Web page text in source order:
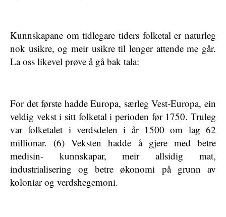
Kunnskapane om tidlegare tiders folketal er naturleg
nok usikre, og meir usikre til lenger attende me går.
La oss likevel prøve å gå bak tala:
For det første hadde Europa, særleg Vest-Europa, ein
veldig vekst i sitt folketal i perioden før 1750. Truleg
var folketalet i verdsdelen i år 1500 om lag 62
millionar. (6) Veksten hadde å gjere med betre
medisin- kunnskapar, meir allsidig mat,
industrialisering og betre økonomi på grunn av
koloniar og verdshegemoni.